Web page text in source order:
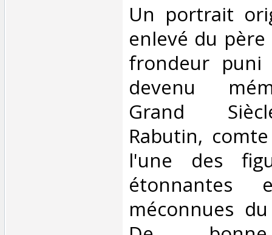
‎Un portrait
enlevé du
frondeur puni
devenu
Grand
Rabutin,
l'une des
méconnues